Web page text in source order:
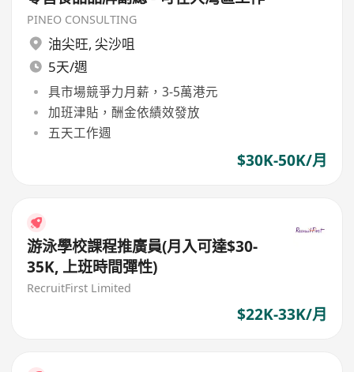
PINEO CONSULTING
油尖旺, 尖沙咀
5天/週
具市場競爭力月薪，3-5萬港元
加班津貼，酬金依績效發放
五天工作週
$30K-50K/月
游泳學校課程推廣員(月入可達$30-
35K, 上班時間彈性)
RecruitFirst Limited
$22K-33K/月